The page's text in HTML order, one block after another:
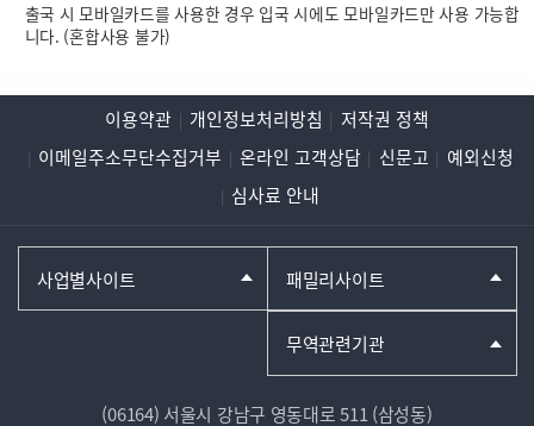
출국 시 모바일카드를 사용한 경우 입국 시에도 모바일카드만 사용 가능합
니다. (혼합사용 불가)
이용약관 개인정보처리방침
저작권 정책
이메일주소무단수집거부
온라인 고객상담 신문고
예외신청
심사료 안내
사업별사이트 패밀리사이트
무역관련기관
(06164) 서울시 강남구 영동대로 511 (삼성동)